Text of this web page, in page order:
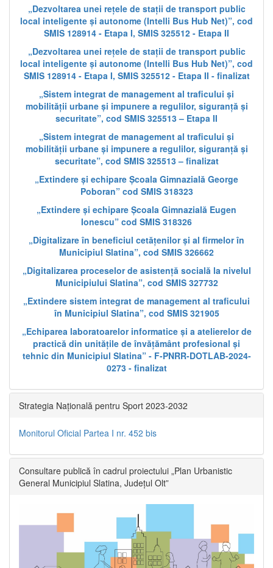
„Dezvoltarea unei rețele de stații de transport public
local inteligente și autonome (Intelli Bus Hub Net)”, cod
SMIS 128914 - Etapa I, SMIS 325512 - Etapa II
„Dezvoltarea unei rețele de stații de transport public
local inteligente și autonome (Intelli Bus Hub Net)”, cod
SMIS 128914 - Etapa I, SMIS 325512 - Etapa II - finalizat
„Sistem integrat de management al traficului și
mobilității urbane și impunere a regulilor, siguranță și
securitate”, cod SMIS 325513 – Etapa II
„Sistem integrat de management al traficului și
mobilității urbane și impunere a regulilor, siguranță și
securitate”, cod SMIS 325513 – finalizat
„Extindere și echipare Școala Gimnazială George
Poboran” cod SMIS 318323
„Extindere și echipare Școala Gimnazială Eugen
Ionescu” cod SMIS 318326
„Digitalizare în beneficiul cetățenilor și al firmelor în
Municipiul Slatina”, cod SMIS 326662
„Digitalizarea proceselor de asistență socială la nivelul
Municipiului Slatina”, cod SMIS 327732
„Extindere sistem integrat de management al traficului
în Municipiul Slatina”, cod SMIS 321905
„Echiparea laboratoarelor informatice și a atelierelor de
practică din unitățile de învățământ profesional și
tehnic din Municipiul Slatina” - F-PNRR-DOTLAB-2024-
0273 - finalizat
Strategia Națională pentru Sport 2023-2032
Monitorul Oficial Partea I nr. 452 bis
Consultare publică în cadrul proiectului „Plan Urbanistic
General Municipiul Slatina, Județul Olt”